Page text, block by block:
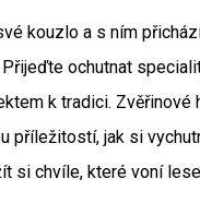
kouzlo a s ním
ochutnat
k tradici. Zvěřinové
příležitostí, jak si
si chvíle, které voní